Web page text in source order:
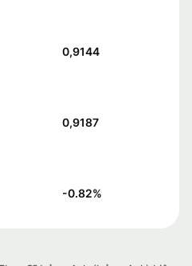
0,9144
0,9187
-0.82%